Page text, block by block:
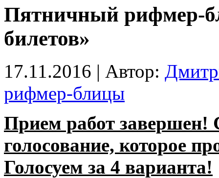
Пятничный рифмер-
билетов»
17.11.2016 | Автор:
рифмер-блицы
Прием работ завершен!
голосование, которое
Голосуем за 4 варианта!